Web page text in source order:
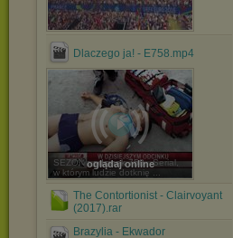
Dlaczego ja! - E758.mp4
oglądaj online
SEZON : odcinek 758 Serial,
w którym ludzie dotknię ...
The Contortionist - Clairvoyant
(2017).rar
Brazylia - Ekwador